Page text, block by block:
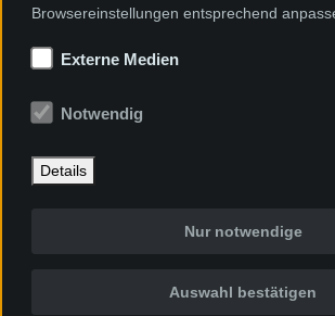
Browsereinstellungen entsprechend
Externe Medien
Notwendig
Details
Nur notwendige
Auswahl bestätigen